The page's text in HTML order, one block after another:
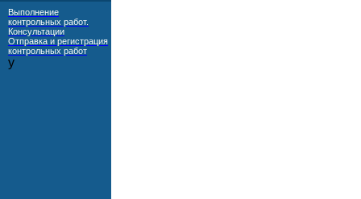
Выполнение
контрольных работ.
Консультации
Отправка и регистрация
контрольных работ
y